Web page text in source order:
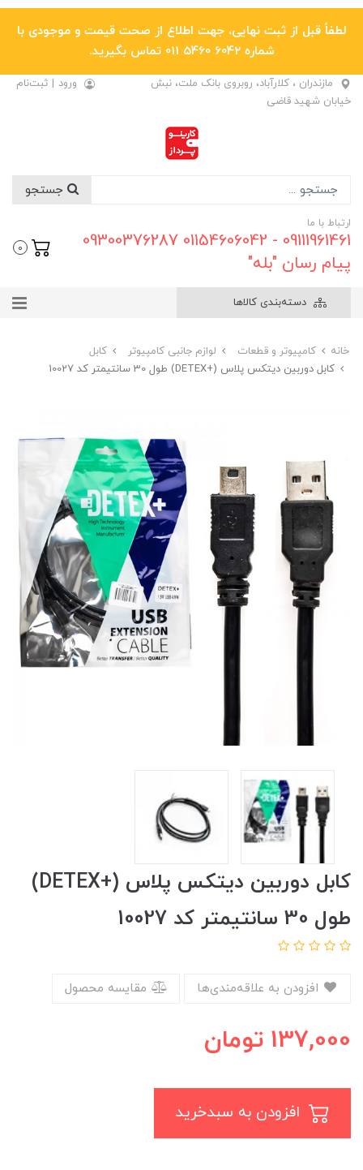
لطفاً قبل از ثبت نهایی، جهت اطلاع از صحت قیمت و موجودی با
شماره 6042 5460 011 تماس بگیرید.
مازندران ، کلارآباد، روبروی بانک ملت، نبش
خیابان شهید قاضی
ورود | ثبت‌نام
ارتباط با ما
09111961461 - 01154606042 09300376287
پیام رسان "بله"
0
دسته‌بندی کالاها
خانه کامپیوتر و قطعات لوازم جانبی کامپیوتر
کابل
کابل دوربین دیتکس پلاس (+DETEX) طول 30 سانتیمتر کد 10027
کابل دوربین دیتکس پلاس (+DETEX)
طول 30 سانتیمتر کد 10027
مقایسه محصول
137,000 تومان